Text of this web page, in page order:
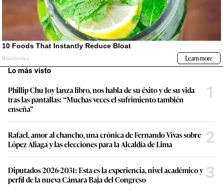
Lo más visto
Phillip Chu Joy lanza libro, nos habla de su éxito y de su vida
tras las pantallas: “Muchas veces el sufrimiento también
enseña”
1
Rafael, amor al chancho, una crónica de Fernando Vivas sobre
López Aliaga y las elecciones para la Alcaldía de Lima
2
Diputados 2026-2031: Esta es la experiencia, nivel académico y
perfil de la nueva Cámara Baja del Congreso
3